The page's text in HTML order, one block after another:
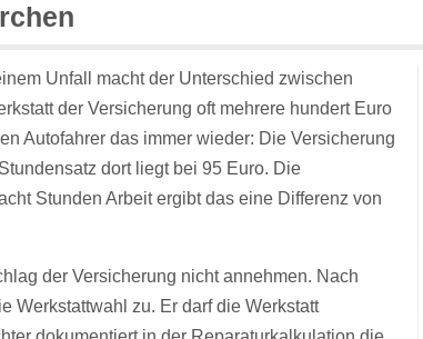
Unfall macht der Unterschied zwischen
der Versicherung oft mehrere hundert Euro
Autofahrer das immer wieder: Die Versicherung
dort liegt bei 95 Euro. Die
Stunden Arbeit ergibt das eine Differenz von
der Versicherung nicht annehmen. Nach
Werkstattwahl zu. Er darf die Werkstatt